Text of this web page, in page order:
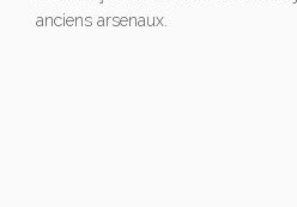
anciens arsenaux.